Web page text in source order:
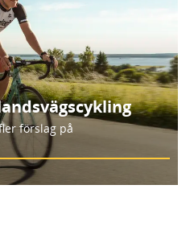
förslag på